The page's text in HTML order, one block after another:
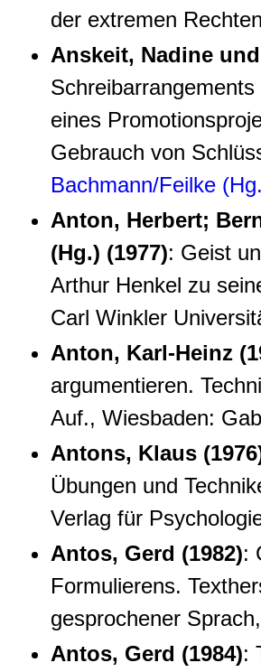
der extremen
Anskeit, Nadine
eines
Gebrauch von
Bachmann/Feilke
Anton, Herbert;
(Hg.) (1977): Geist
Arthur Henkel zu
Carl Winkler
Anton, Karl-Heinz
argumentieren.
Auf., Wiesbaden:
Antons, Klaus
Übungen und
Verlag für
Antos, Gerd (1982):
Formulierens.
gesprochener
Antos, Gerd (1984):